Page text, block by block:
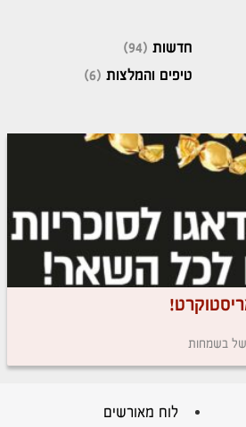
חדשות (94)
טיפים והמלצות (6)
בשמחות
לוח מאורשים